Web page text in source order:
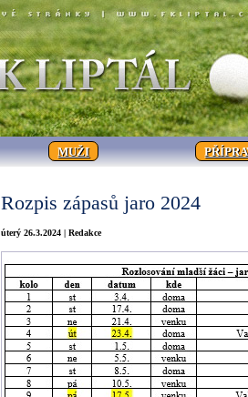
MUŽI
Rozpis zápasů jaro 2024
úterý 26.3.2024 | Redakce